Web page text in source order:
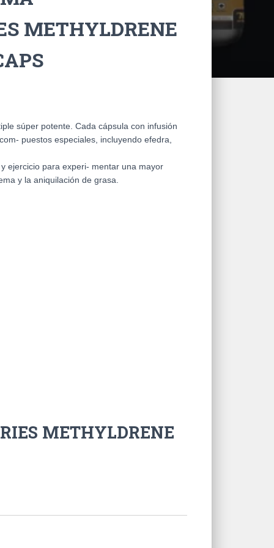
METHYLDRENE
súper potente. Cada cápsula con infusión
puestos especiales, incluyendo efedra,
ejercicio para experi- mentar una mayor
y la aniquilación de grasa.
METHYLDRENE